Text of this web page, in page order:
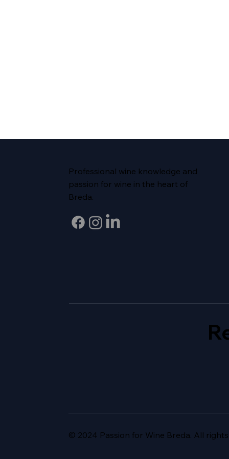
Professional wine knowledge and
passion for wine in the heart of
Breda.
© 2024 Passion for Wine Breda. All